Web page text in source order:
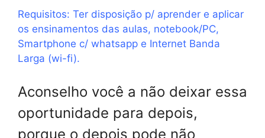
Requisitos: Ter disposição p/ aprender e aplicar
os ensinamentos das aulas, notebook/PC,
Smartphone c/ whatsapp e Internet Banda
Larga (wi-fi).
Aconselho você a não deixar essa
oportunidade para depois,
porque o depois pode não